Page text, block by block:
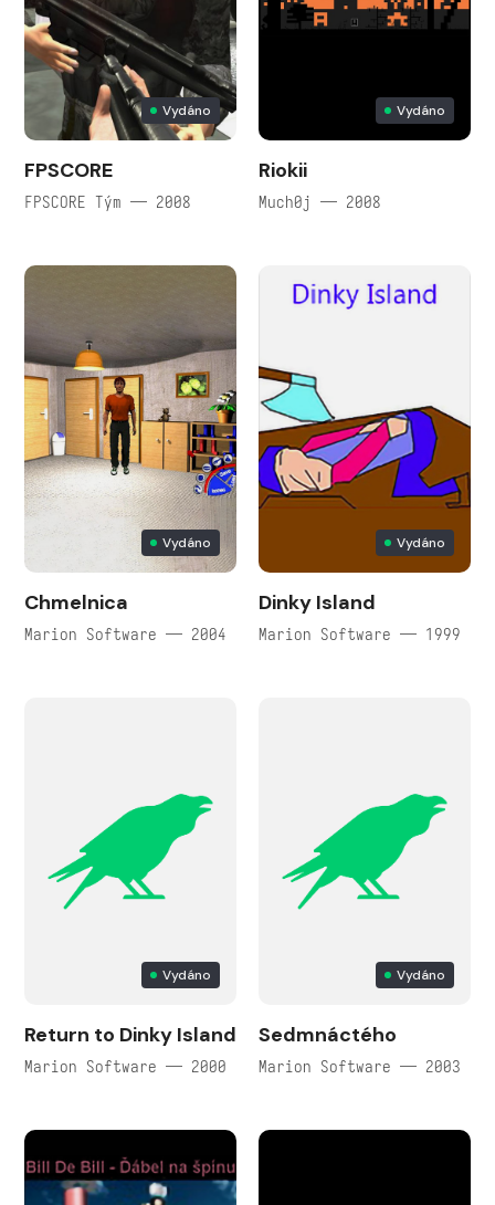
Vydáno
FPSCORE
FPSCORE Tým — 2008
Vydáno
Riokii
Much0j — 2008
Vydáno
Chmelnica
Marion Software — 2004
Vydáno
Dinky Island
Marion Software — 1999
Vydáno
Return to Dinky Island
Marion Software — 2000
Vydáno
Sedmnáctého
Marion Software — 2003